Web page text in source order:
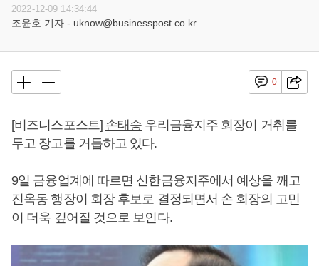
2022-12-09 14:34:44
조윤호 기자 - uknow@businesspost.co.kr
0
[비즈니스포스트] 손태승 우리금융지주 회장이 거취를
두고 장고를 거듭하고 있다.
9일 금융업계에 따르면 신한금융지주에서 예상을 깨고
진옥동 행장이 회장 후보로 결정되면서 손 회장의 고민
이 더욱 깊어질 것으로 보인다.